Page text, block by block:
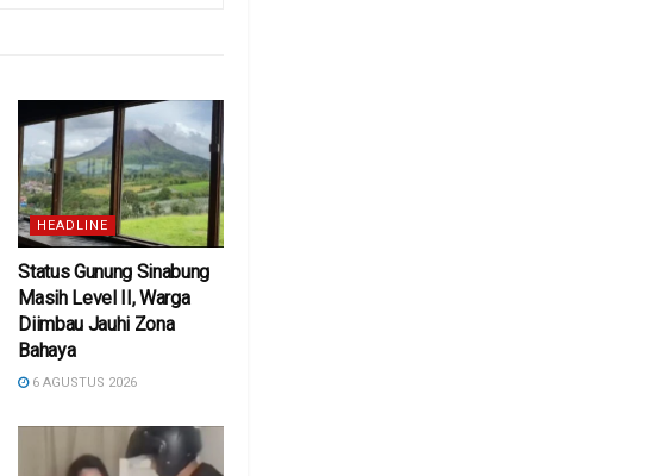
HEADLINE
Status Gunung Sinabung
Masih Level II, Warga
Diimbau Jauhi Zona
Bahaya
6 AGUSTUS 2026